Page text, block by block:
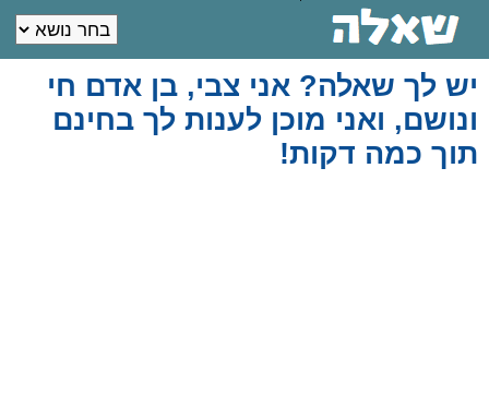
יש לך שאלה? אני צבי, בן אדם חי
ונושם, ואני מוכן לענות לך בחינם
תוך כמה דקות!